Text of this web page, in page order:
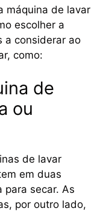
máquina de lavar
escolher a
a considerar ao
como:
de
ou
de lavar
em duas
para secar. As
por outro lado,